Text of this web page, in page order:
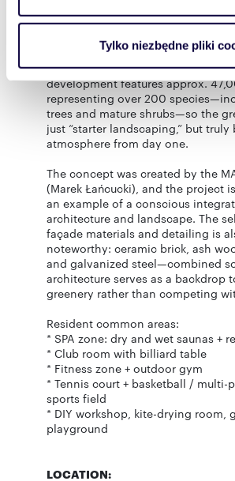
i reklam, aby oferować funkcje
korzystasz z naszej witryny,
Partnerzy mogą połączyć te
otrzymanymi od Ciebie lub
korzystania z ich usług.
Tylko niezbędne pliki
along landscape axes, arranged
meandering “river” leading to a
and “immersing” itself among the
terms of planting scale, this is a
development features approx.
representing over 200
trees and mature shrubs—so the
just “starter landscaping,” but
atmosphere from day one.
The concept was created by the
(Marek Łańcucki), and the project
an example of a conscious
architecture and landscape. The
façade materials and detailing is
noteworthy: ceramic brick, ash
and galvanized steel—combined
architecture serves as a backdrop
greenery rather than competing
Resident common areas:
* SPA zone: dry and wet saunas +
* Club room with billiard table
* Fitness zone + outdoor gym
* Tennis court + basketball / multi-
sports field
* DIY workshop, kite-drying room,
playground
LOCATION: